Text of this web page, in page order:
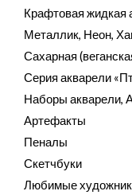
Крафтовая жидкая
Металлик, Неон,
Сахарная
Серия акварели
Наборы акварели,
Артефакты
Пеналы
Скетчбуки
Любимые